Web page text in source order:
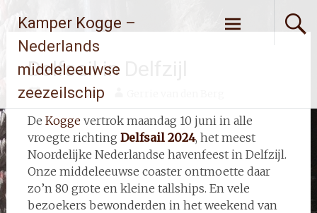
naarKamper Kogge –
Nederlands
middeleeuwse
zeezeilschip
Delfsail in Delfzijl
8 juni 2024
De Koggevertrok maandag 10 juni in alle
vroegte richting Delfsail 2024, het meest
Noordelijke Nederlandse havenfeest in Delfzijl.
Onze middeleeuwse coaster ontmoette daar
zo’n 80 grote en kleine tallships. En vele
bezoekers bewonderden in het weekend van